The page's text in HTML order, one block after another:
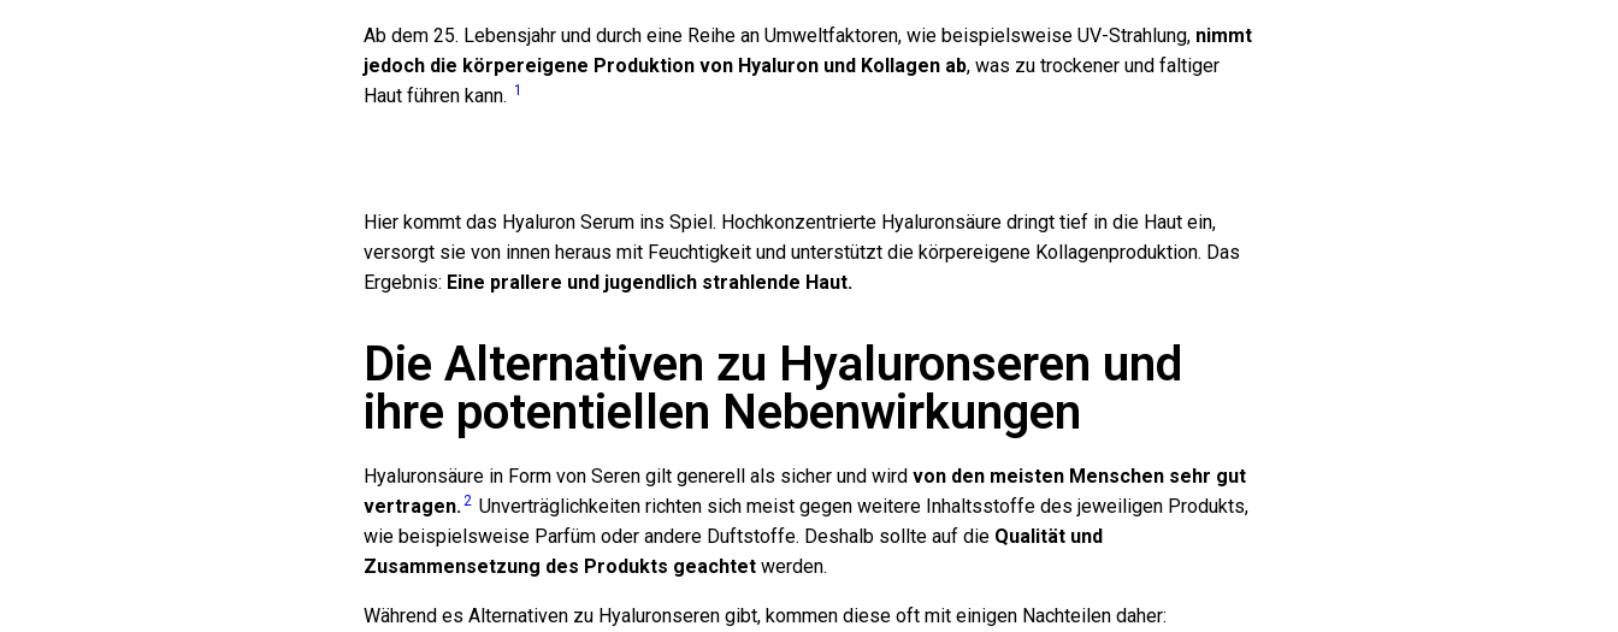
Ab dem 25. Lebensjahr und durch eine Reihe an Umweltfaktoren, wie beispielsweise UV-Strahlung, nimmt
jedoch die körpereigene Produktion von Hyaluron und Kollagen ab, was zu trockener und faltiger
Haut führen kann. 1
Hier kommt das Hyaluron Serum ins Spiel. Hochkonzentrierte Hyaluronsäure dringt tief in die Haut ein,
versorgt sie von innen heraus mit Feuchtigkeit und unterstützt die körpereigene Kollagenproduktion. Das
Ergebnis: Eine prallere und jugendlich strahlende Haut.
Die Alternativen zu Hyaluronseren und
ihre potentiellen Nebenwirkungen
Hyaluronsäure in Form von Seren gilt generell als sicher und wirdvon den meisten Menschen sehr gut
vertragen.2 Unverträglichkeiten richten sich meist gegen weitere Inhaltsstoffe des jeweiligen Produkts,
wie beispielsweise Parfüm oder andere Duftstoffe. Deshalb sollte auf die Qualität und
Zusammensetzung des Produkts geachtet werden.
Während es Alternativen zu Hyaluronseren gibt, kommen diese oft mit einigen Nachteilen daher: